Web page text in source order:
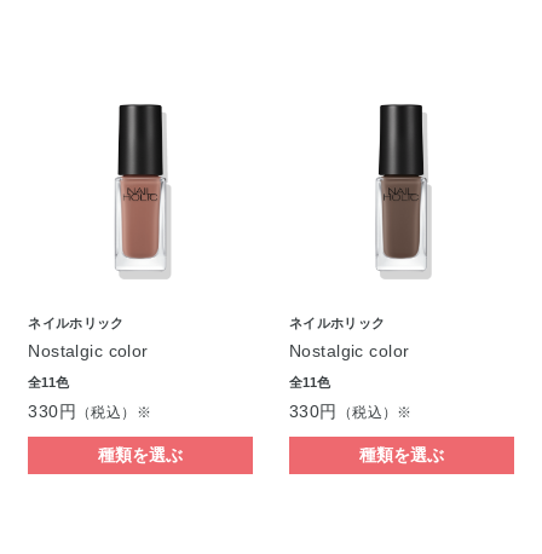
ネイルホリック
Nostalgic color
全11色
330円 （税込）※
種類を選ぶ
ネイルホリック
Nostalgic color
全11色
330円 （税込）※
種類を選ぶ